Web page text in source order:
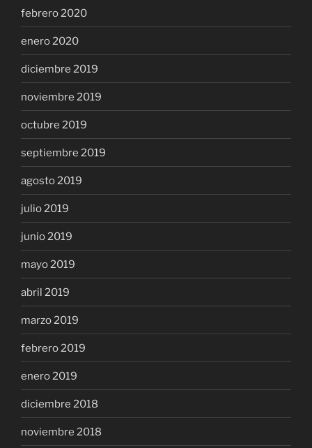
febrero 2020
enero 2020
diciembre 2019
noviembre 2019
octubre 2019
septiembre 2019
agosto 2019
julio 2019
junio 2019
mayo 2019
abril 2019
marzo 2019
febrero 2019
enero 2019
diciembre 2018
noviembre 2018